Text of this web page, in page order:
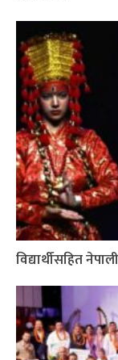
विद्यार्थीसहित